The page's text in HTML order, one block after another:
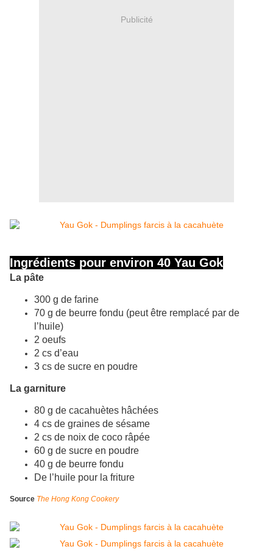
Publicité
Ingrédients pour environ 40 Yau Gok
La pâte
300 g de farine
70 g de beurre fondu (peut être remplacé par de
l’huile)
2 oeufs
2 cs d’eau
3 cs de sucre en poudre
La garniture
80 g de cacahuètes hâchées
4 cs de graines de sésame
2 cs de noix de coco râpée
60 g de sucre en poudre
40 g de beurre fondu
De l’huile pour la friture
Source The Hong Kong Cookery